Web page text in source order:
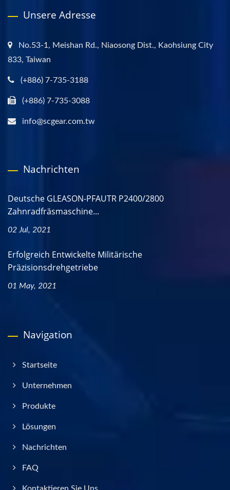
Unsere Adresse
No.53-1, Meishan Rd., Niaosong Dist., Kaohsiung City
833, Taiwan
(+886) 7-735-3188
(+886) 7-735-3088
info@scgear.com.tw
Nachrichten
Deutsche GLEASON-PFAUTR P2400/2800
Zahnradfräsmaschine...
02 Jul, 2021
Erfolgreich Entwickelte Militärische
Präzisionsdrehgetriebe
01 May, 2021
Navigation
Startseite
Unternehmen
Produkte
Lösungen
Nachrichten
FAQ